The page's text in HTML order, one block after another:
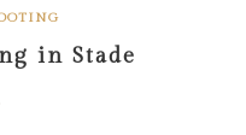
in Stade